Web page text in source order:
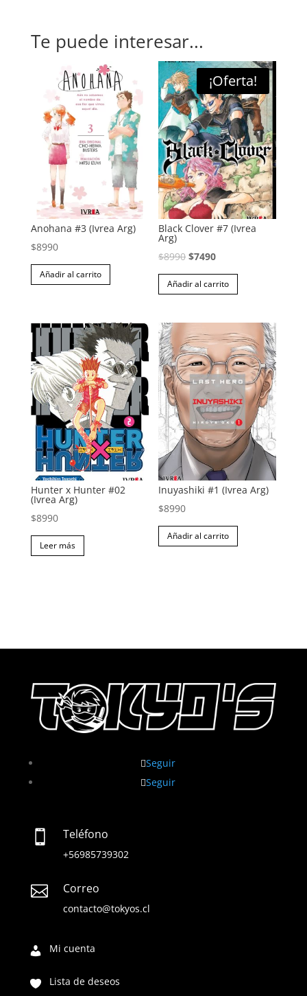
Te puede interesar...
Anohana #3 (Ivrea Arg)
$8990
Añadir al carrito
¡Oferta!
Black Clover #7 (Ivrea
Arg)
$8990 El
precio
original
$8990.
$7490El
precio
actual
$7490.
Añadir al carrito
Hunter x Hunter #02
(Ivrea Arg)
$8990
Leer más
Inuyashiki #1 (Ivrea Arg)
$8990
Añadir al carrito
Seguir
Seguir
 Teléfono
+56985739302
 Correo
contacto@tokyos.cl
Mi cuenta
Lista de deseos